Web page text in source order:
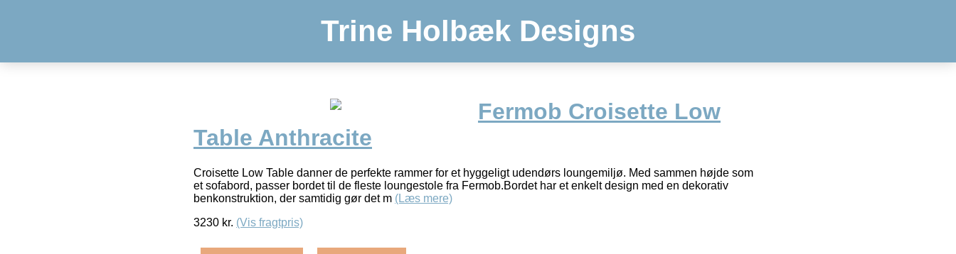
Trine Holbæk Designs
Fermob Croisette Low
Table Anthracite
Croisette Low Table danner de perfekte rammer for et hyggeligt udendørs loungemiljø. Med sammen højde som
et sofabord, passer bordet til de fleste loungestole fra Fermob.Bordet har et enkelt design med en dekorativ
benkonstruktion, der samtidig gør det m (Læs mere)
3230 kr. (Vis fragtpris)